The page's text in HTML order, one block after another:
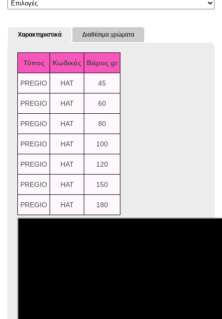
Χαρακτηριστικά Διαθέσιμα χρώματα
Τύπος Κωδικός Βάρος gr
PREGIO HAT 45
PREGIO HAT 60
PREGIO HAT 80
PREGIO HAT 100
PREGIO HAT 120
PREGIO HAT 150
PREGIO HAT 180